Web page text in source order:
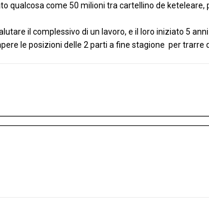
qualcosa come 50 milioni tra cartellino de
il complessivo di un lavoro, e il loro iniziato 5
le posizioni delle 2 parti a fine stagione per trarre